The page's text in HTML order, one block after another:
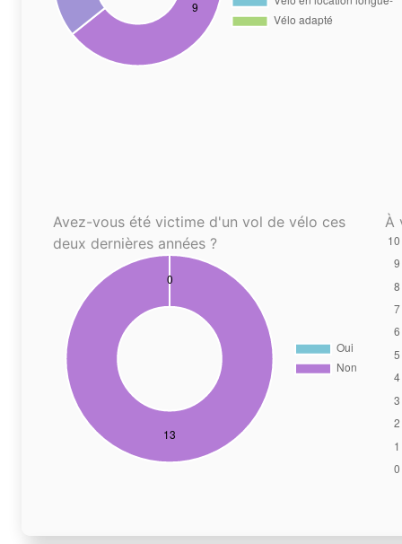
Avez-vous été victime d'un vol de vélo ces
deux dernières années ?
À